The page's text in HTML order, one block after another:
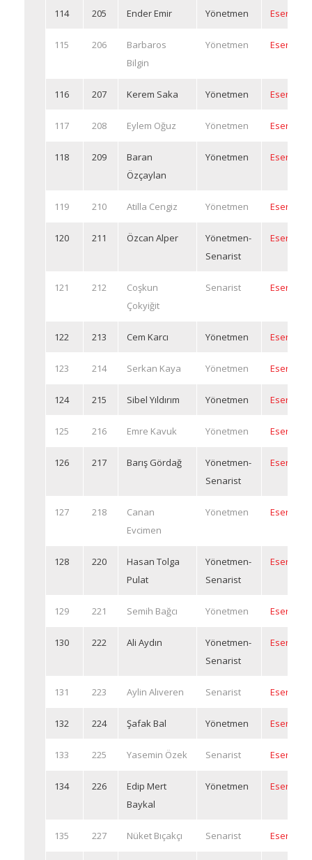
114 205 Ender Emir Yönetmen Eserleri
115 206
Barbaros
Bilgin
Yönetmen Eserleri
116 207 Kerem Saka Yönetmen Eserleri
117 208 Eylem Oğuz Yönetmen Eserleri
118 209
Baran
Özçaylan
Yönetmen Eserleri
119 210 Atilla Cengiz Yönetmen Eserleri
120 211 Özcan Alper
Yönetmen-
Senarist
Eserleri
121 212
Coşkun
Çokyiğit
Senarist Eserleri
122 213 Cem Karcı Yönetmen Eserleri
123 214 Serkan Kaya Yönetmen Eserleri
124 215 Sibel Yıldırım Yönetmen Eserleri
125 216 Emre Kavuk Yönetmen Eserleri
126 217 Barış Gördağ
Yönetmen-
Senarist
Eserleri
127 218
Canan
Evcimen
Yönetmen Eserleri
128 220
Hasan Tolga
Pulat
Yönetmen-
Senarist
Eserleri
129 221 Semih Bağcı Yönetmen Eserleri
130 222 Ali Aydın
Yönetmen-
Senarist
Eserleri
131 223 Aylin Alıveren Senarist Eserleri
132 224 Şafak Bal Yönetmen Eserleri
133 225 Yasemin Özek Senarist Eserleri
134 226
Edip Mert
Baykal
Yönetmen Eserleri
135 227 Nüket Bıçakçı Senarist Eserleri